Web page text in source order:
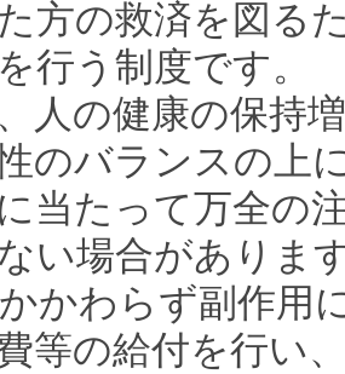
方の救済を図る
行う制度です。
人の健康の保持
のバランスの上
当たって万全の
い場合がありま
かわらず副作用
等の給付を行い